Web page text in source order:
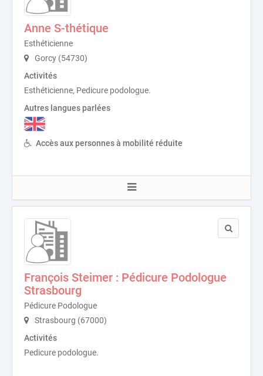
Anne S-thétique
Esthéticienne
Gorcy (54730)
Activités
Esthéticienne, Pedicure podologue.
Autres langues parlées
Accès aux personnes à mobilité réduite
François Steimer : Pédicure Podologue
Strasbourg
Pédicure Podologue
Strasbourg (67000)
Activités
Pedicure podologue.